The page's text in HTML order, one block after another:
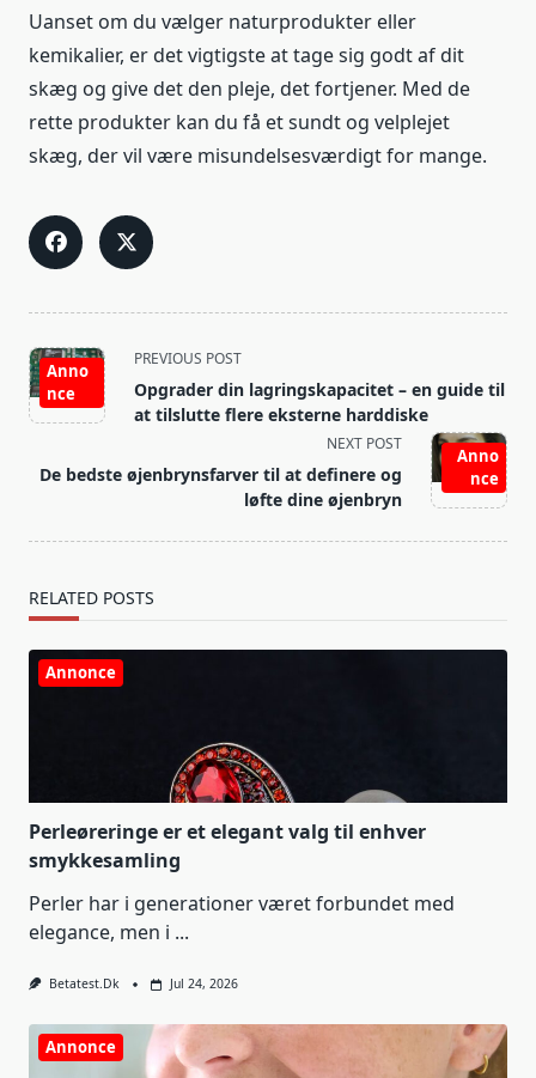
Uanset om du vælger naturprodukter eller
kemikalier, er det vigtigste at tage sig godt af dit
skæg og give det den pleje, det fortjener. Med de
rette produkter kan du få et sundt og velplejet
skæg, der vil være misundelsesværdigt for mange.
<span
class="nav-
subtitle
reader-
Anno
nce
PREVIOUS POST
Opgrader din lagringskapacitet – en guide til
at tilslutte flere eksterne harddiske
Anno
nce
NEXT POST
De bedste øjenbrynsfarver til at definere og
løfte dine øjenbryn
RELATED POSTS
Annonce
Perleøreringe er et elegant valg til enhver
smykkesamling
Perler har i generationer været forbundet med
elegance, men i ...
Betatest.dk Jul 24, 2026
Annonce